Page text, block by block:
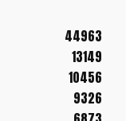
44963
13149
10456
9326